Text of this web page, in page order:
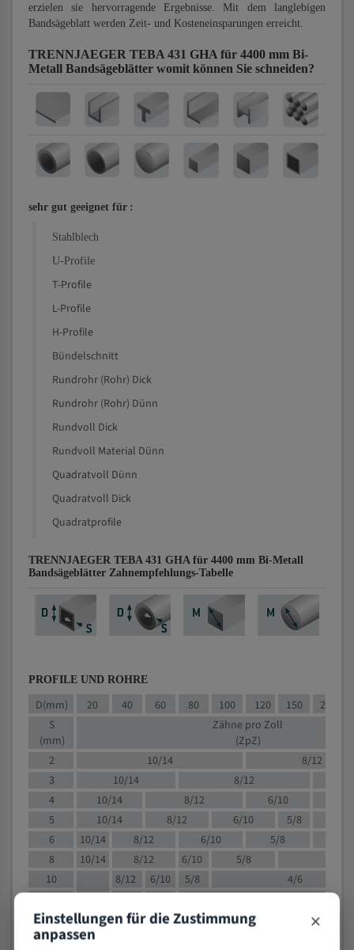
erzielen sie hervorragende Ergebnisse. Mit dem langlebigen
Bandsägeblatt werden Zeit- und Kosteneinsparungen erreicht.
TRENNJAEGER TEBA 431 GHA für 4400 mm Bi-
Metall Bandsägeblätter womit können Sie schneiden?
sehr gut geeignet für :
Stahlblech
U-Profile
T-Profile
L-Profile
H-Profile
Bündelschnitt
Rundrohr (Rohr) Dick
Rundrohr (Rohr) Dünn
Rundvoll Dick
Rundvoll Material Dünn
Quadratvoll Dünn
Quadratvoll Dick
Quadratprofile
TRENNJAEGER TEBA 431 GHA für 4400 mm Bi-Metall
Bandsägeblätter Zahnempfehlungs-Tabelle
PROFILE UND ROHRE
D(mm) 20 40 60 80 100 120 150 200
S
(mm)
Zähne pro Zoll
(ZpZ)
2
10/14
8/12
3
10/14 8/12
4
10/14 8/12 6/10
5
10/14 8/12 6/10
5/8
6
10/14 8/12 6/10
5/8
8
10/14 8/12 6/10 5/8
10
8/12 6/10 5/8
4/6
15
8/12 6/10
4/5
20
Einstellungen für die Zustimmung
anpassen ×